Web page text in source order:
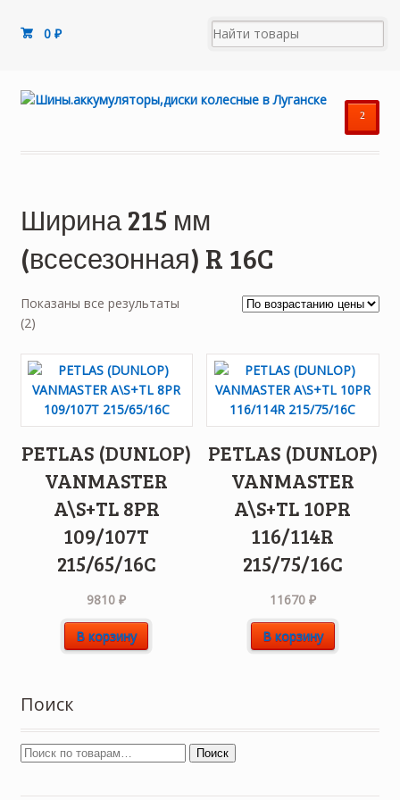
0₽
²
Ширина 215 мм
(всесезонная) R 16C
Показаны все результаты
(2)Цены:
возрастанию
PETLAS (DUNLOP)
VANMASTER
A\S+TL 8PR
109/107T
215/65/16C
9810₽
В корзину
PETLAS (DUNLOP)
VANMASTER
A\S+TL 10PR
116/114R
215/75/16C
11670 ₽
В корзину
Поиск
Поиск